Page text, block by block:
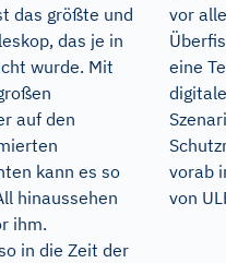
das größte und
das je in
wurde. Mit
auf den
kann es so
hinaussehen
ihm.
in die Zeit der
vor
eine
vorab
von